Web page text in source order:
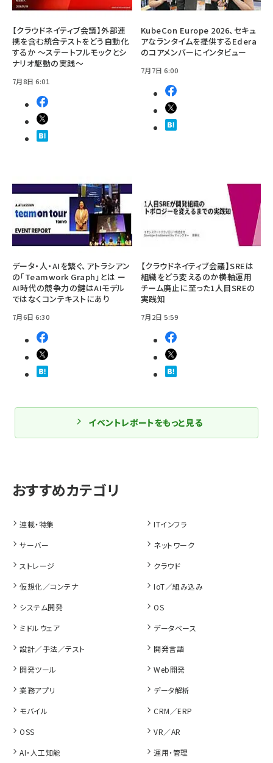
【クラウドネイティブ会議】外部連
携を含む統合テストをどう自動化
するか ～ステートフルモックとシ
ナリオ駆動の実践～
7月8日 6:01
KubeCon Europe 2026、セキュ
アなランタイムを提供するEdera
のコアメンバーにインタビュー
7月7日 6:00
データ・人・AIを繋ぐ、アトラシアン
の「Teamwork Graph」とは ー
AI時代の競争力の鍵はAIモデル
ではなくコンテキストにあり
7月6日 6:30
【クラウドネイティブ会議】SREは
組織をどう変えるのか――横軸運用
チーム廃止に至った1人目SREの
実践知
7月2日 5:59
イベントレポートをもっと見る
連載・特集
ITインフラ
サーバー
ネットワーク
ストレージ
クラウド
仮想化／コンテナ
IoT／組み込み
システム開発
OS
ミドルウェア
データベース
設計／手法／テスト
開発言語
開発ツール
Web開発
業務アプリ
データ解析
モバイル
CRM／ERP
OSS
VR／AR
AI・人工知能
運用・管理